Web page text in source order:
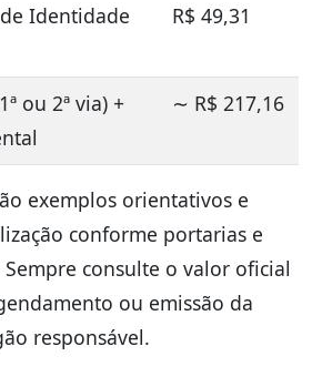
Identidade
R$ 49,31
ou 2ª via) +
∼ R$ 217,16
exemplos orientativos e
conforme portarias e
consulte o valor oficial
ou emissão da
responsável.